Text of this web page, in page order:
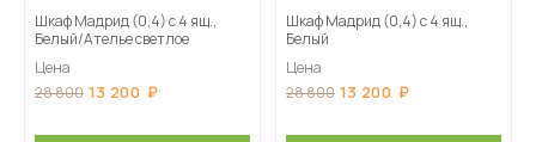
Шкаф Мадрид (0,4) с 4 ящ.,
Белый/Ателье светлое
Цена
28 800 13 200
Шкаф Мадрид (0,4) с 4 ящ.,
Белый
Цена
28 800 13 200